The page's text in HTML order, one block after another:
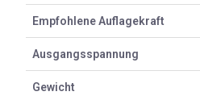
Empfohlene Auflagekraft
Ausgangsspannung
Gewicht